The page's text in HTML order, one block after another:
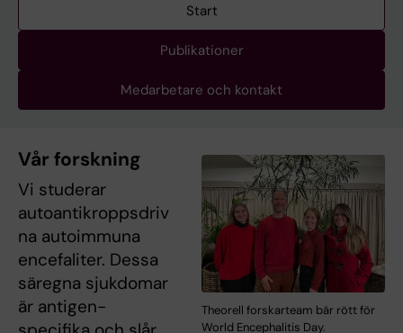
Start
Publikationer
Medarbetare och kontakt
Theorell forskarteam bär rött för
World Encephalitis Day.
Vår forskning
Vi studerar
autoantikroppsdriv
na autoimmuna
encefaliter. Dessa
säregna sjukdomar
är antigen-